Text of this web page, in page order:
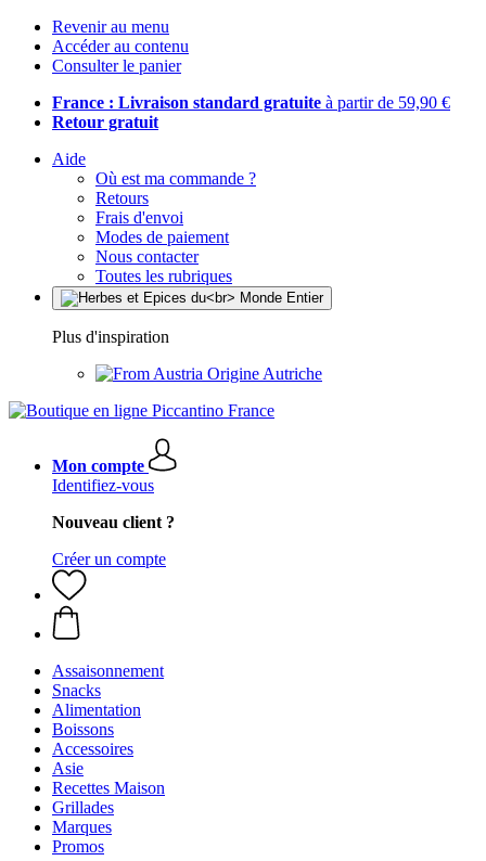
Revenir au menu
Accéder au contenu
Consulter le panier
France : Livraison standard gratuite à partir de 59,90 €
Retour gratuit
Aide
Où est ma commande ?
Retours
Frais d'envoi
Modes de paiement
Nous contacter
Toutes les rubriques
Plus d'inspiration
Origine Autriche
Mon compte
Identifiez-vous
Nouveau client ?
Créer un compte
Assaisonnement
Snacks
Alimentation
Boissons
Accessoires
Asie
Recettes Maison
Grillades
Marques
Promos